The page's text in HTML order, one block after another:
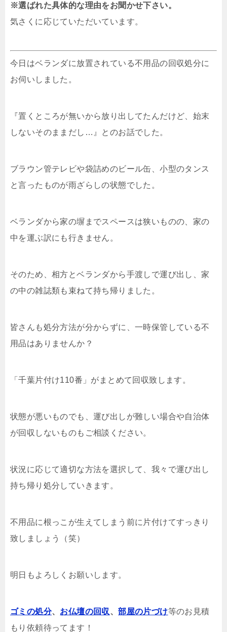
※選ばれた具体的な理由をお聞かせ下さい。
気さくに応じていただいています。
今日はベランダに放置されている不用品の回収処分に
お伺いしました。
『置くところが無いから放り出してたんだけど、始末
しないそのままだし…』とのお話でした。
ブラウン管テレビや袋詰めのビール缶、小型のタンス
と言ったものが雨ざらしの状態でした。
ベランダから家の塀までスペースは狭いものの、家の
中を運ぶ訳にも行きません。
そのため、相方とベランダから手渡しで運び出し、家
の中の雑誌類も束ねて持ち帰りました。
皆さんも処分方法が分からずに、一時保管している不
用品はありませんか？
「千葉片付け110番」がまとめて回収致します。
状態が悪いものでも、運び出しが難しい場合や自治体
が回収しないものもご相談ください。
状況に応じて適切な方法を選択して、我々で運び出し
持ち帰り処分していきます。
不用品に根っこが生えてしまう前に片付けてすっきり
致しましょう（笑）
明日もよろしくお願いします。
ゴミの処分、 お仏壇の回収、部屋の片づけ等のお見積
もり依頼待ってます！